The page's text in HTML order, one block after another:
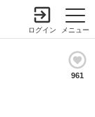
メニュー
ログイン
961